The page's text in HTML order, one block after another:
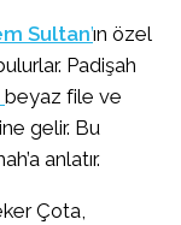
Sultan’ın özel
Padişah
beyaz file ve
gelir. Bu
anlatır.
Çota,